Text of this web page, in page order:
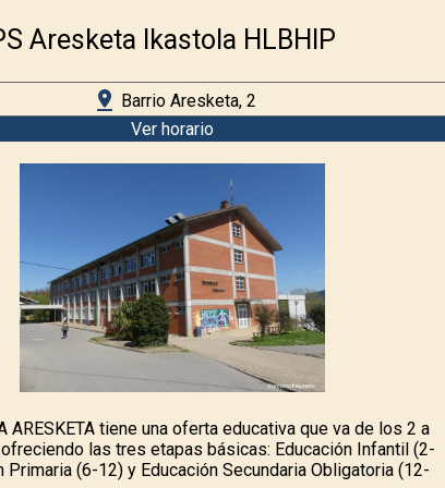
Aresketa Ikastola HLBHIP
pin_drop Barrio Aresketa, 2
Ver horario
ARESKETA tiene una oferta educativa que va de los 2 a
las tres etapas básicas: Educación Infantil (2-
Primaria (6-12) y Educación Secundaria Obligatoria (12-